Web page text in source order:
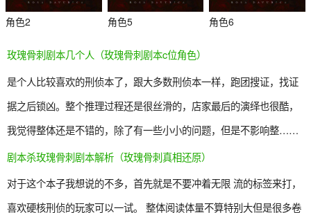
杀
角色2 角色5 角色6
玫瑰骨刺剧本几个人（玫瑰骨刺剧本c位角色）
是个人比较喜欢的刑侦本了，跟大多数刑侦本一样，跑团搜证，找证
据之后锁凶。整个推理过程还是很丝滑的，店家最后的演绎也很酷，
我觉得整体还是不错的，除了有一些小小的问题，但是不影响整……
剧本杀玫瑰骨刺剧本解析（玫瑰骨刺真相还原）
对于这个本子我想说的不多，首先就是不要冲着无限 流的标签来打，
喜欢硬核刑侦的玩家可以一试。 整体阅读体量不算特别大但是很多卷